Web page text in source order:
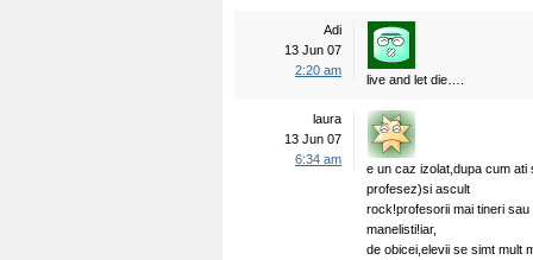
Adi
13 Jun 07
2:20 am
live and let die….
laura
13 Jun 07
6:34 am
e un caz izolat,dupa cum
profesez)si ascult
rock!profesorii mai tineri
manelisti!iar,
de obicei,elevii se simt mult